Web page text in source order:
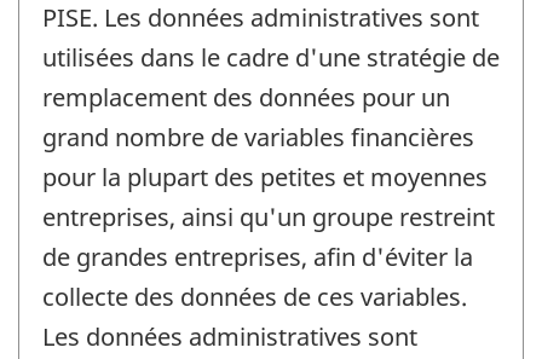
PISE. Les données administratives sont
utilisées dans le cadre d'une stratégie de
remplacement des données pour un
grand nombre de variables financières
pour la plupart des petites et moyennes
entreprises, ainsi qu'un groupe restreint
de grandes entreprises, afin d'éviter la
collecte des données de ces variables.
Les données administratives sont